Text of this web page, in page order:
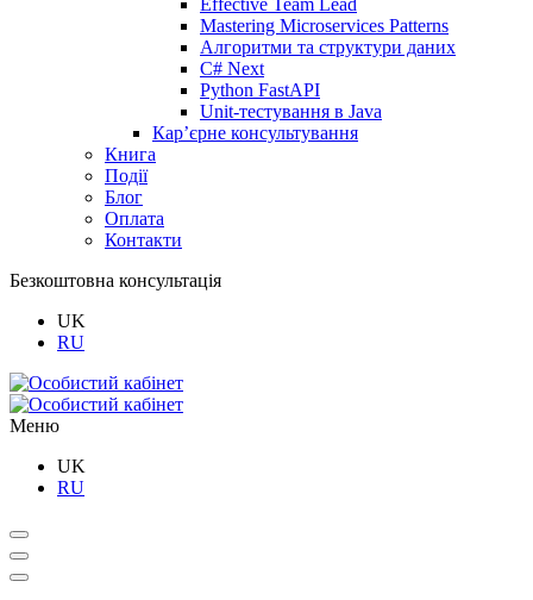
Effective Team Lead
Mastering Microservices Patterns
Алгоритми та структури даних
C# Next
Python FastAPI
Unit-тестування в Java
Кар’єрне консультування
Книга
Події
Блог
Оплата
Контакти
Безкоштовна консультація
UK
RU
Меню
UK
RU